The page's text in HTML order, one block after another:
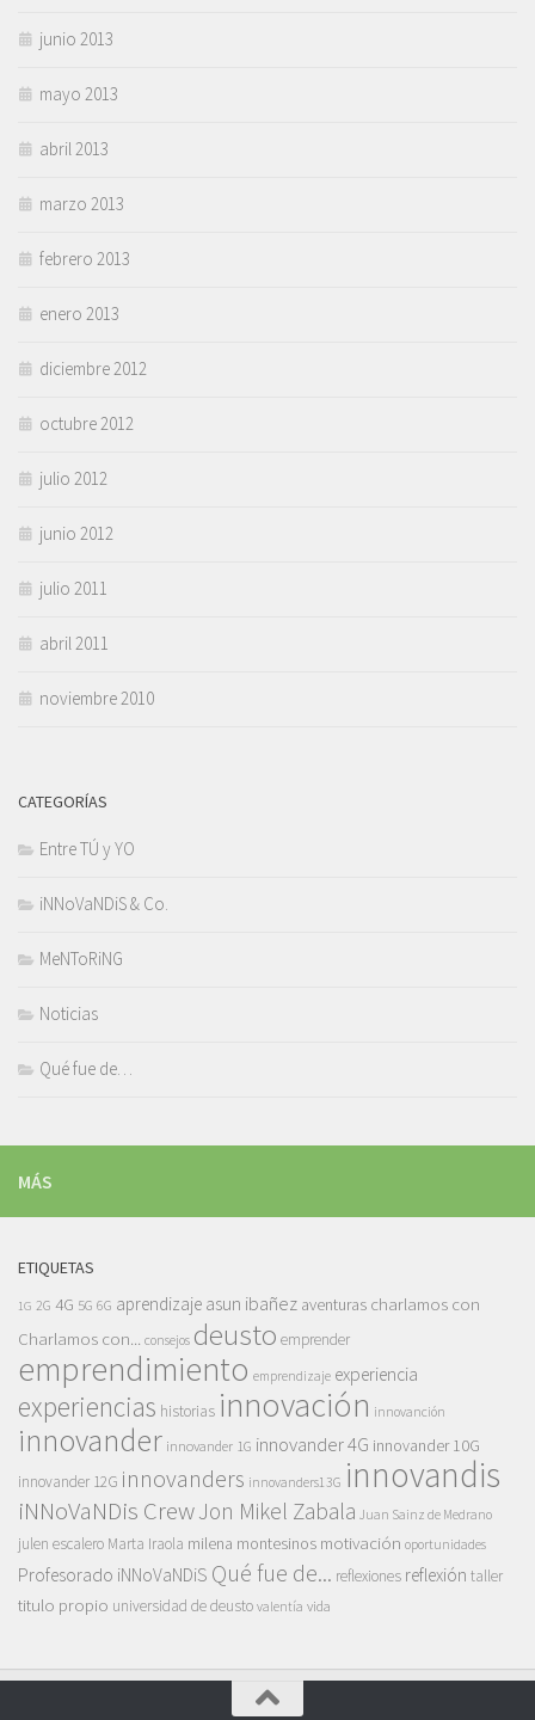
junio 2013
mayo 2013
abril 2013
marzo 2013
febrero 2013
enero 2013
diciembre 2012
octubre 2012
julio 2012
junio 2012
julio 2011
abril 2011
noviembre 2010
CATEGORÍAS
Entre TÚ y YO
iNNoVaNDiS & Co.
MeNToRiNG
Noticias
Qué fue de…
MÁS
ETIQUETAS
1G 2G 4G 5G 6G aprendizaje asun ibañez aventuras charlamos con
Charlamos con... consejos deusto emprender
emprendimiento emprendizaje experiencia
experiencias historias innovación innovanción
innovander innovander 1G innovander 4G innovander 10G
innovander 12G innovanders innovanders13G innovandis
iNNoVaNDis CrewJon Mikel Zabala Juan Sainz de Medrano
julen escalero Marta Iraola milena montesinos motivación oportunidades
Profesorado iNNoVaNDiS Qué fue de... reflexiones reflexión taller
titulo propio universidad de deusto valentía vida